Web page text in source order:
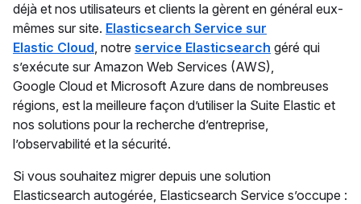
déjà et nos utilisateurs et clients la gèrent en général eux-
mêmes sur site. Elasticsearch Service sur
Elastic Cloud, notre service Elasticsearch géré qui
s’exécute sur Amazon Web Services (AWS),
Google Cloud et Microsoft Azure dans de nombreuses
régions, est la meilleure façon d’utiliser la Suite Elastic et
nos solutions pour la recherche d’entreprise,
l’observabilité et la sécurité.
Si vous souhaitez migrer depuis une solution
Elasticsearch autogérée, Elasticsearch Service s’occupe :